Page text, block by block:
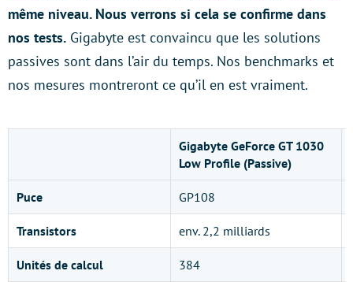
même niveau. Nous verrons si cela se confirme dans
nos tests. Gigabyte est convaincu que les solutions
passives sont dans l’air du temps. Nos benchmarks et
nos mesures montreront ce qu’il en est vraiment.
Gigabyte GeForce GT 1030
Low Profile (Passive)
Puce GP108
Transistors env. 2,2 milliards
Unités de calcul 384